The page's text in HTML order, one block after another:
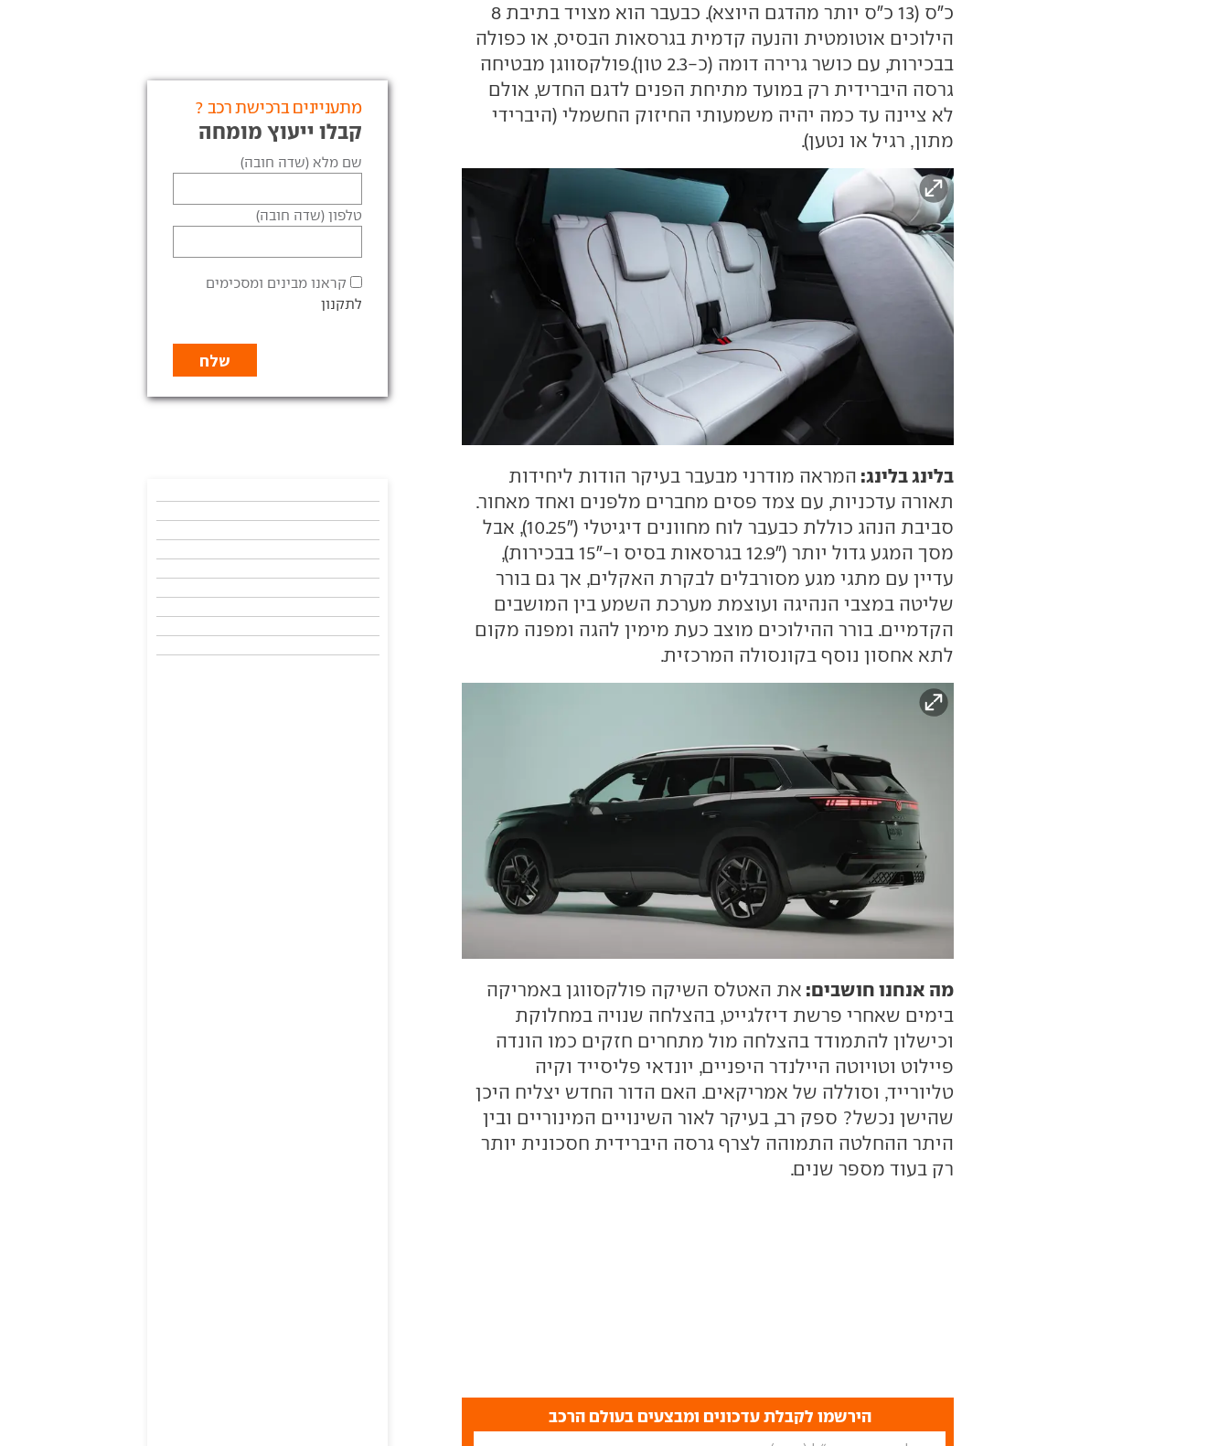
כ"ס (13 כ"ס יותר מהדגם היוצא). כבעבר הוא מצויד בתיבת 8
הילוכים אוטומטית והנעה קדמית בגרסאות הבסיס, או כפולה
בבכירות, עם כושר גרירה דומה (כ-2.3 טון).פולקסווגן מבטיחה
גרסה היברידית רק במועד מתיחת הפנים לדגם החדש, אולם
לא ציינה עד כמה יהיה משמעותי החיזוק החשמלי (היברידי
מתון, רגיל או נטען).
בלינג בלינג: המראה מודרני מבעבר בעיקר הודות ליחידות
תאורה עדכניות, עם צמד פסים מחברים מלפנים ואחד מאחור.
סביבת הנהג כוללת כבעבר לוח מחוונים דיגיטלי ("10.25), אבל
מסך המגע גדול יותר ("12.9 בגרסאות בסיס ו-"15 בבכירות),
עדיין עם מתגי מגע מסורבלים לבקרת האקלים, אך גם בורר
שליטה במצבי הנהיגה ועוצמת מערכת השמע בין המושבים
הקדמיים. בורר ההילוכים מוצב כעת מימין להגה ומפנה מקום
לתא אחסון נוסף בקונסולה המרכזית.
מה אנחנו חושבים: את האטלס השיקה פולקסווגן באמריקה
בימים שאחרי פרשת דיזלגייט, בהצלחה שנויה במחלוקת
וכישלון להתמודד בהצלחה מול מתחרים חזקים כמו הונדה
פיילוט וטויוטה היילנדר היפניים, יונדאי פליסייד וקיה
טליורייד, וסוללה של אמריקאים. האם הדור החדש יצליח היכן
שהישן נכשל? ספק רב, בעיקר לאור השינויים המינוריים ובין
היתר ההחלטה התמוהה לצרף גרסה היברידית חסכונית יותר
רק בעוד מספר שנים.
הירשמו לקבלת עדכונים ומבצעים בעולם הרכב
מתעניינים ברכישת רכב ?
קבלו ייעוץ מומחה
שם מלא (שדה חובה)
טלפון (שדה חובה)
קראנו מבינים ומסכימים
לתקנון